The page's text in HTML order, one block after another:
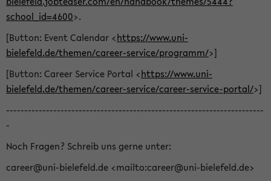
school_id=4600>.
[Button: Event Calendar <https://www.uni-
bielefeld.de/themen/career-service/programm/>]
[Button: Career Service Portal <https://www.uni-
bielefeld.de/themen/career-service/career-service-portal/>]
-----------------------------------------------------------------------
-
Noch Fragen? Schreib uns gerne unter:
career@uni-bielefeld.de <mailto:career@uni-bielefeld.de>